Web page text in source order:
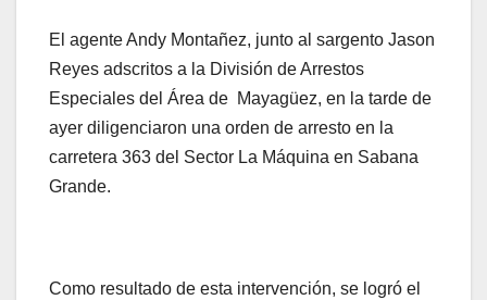
El agente Andy Montañez, junto al sargento Jason
Reyes adscritos a la División de Arrestos
Especiales del Área de Mayagüez, en la tarde de
ayer diligenciaron una orden de arresto en la
carretera 363 del Sector La Máquina en Sabana
Grande.
Como resultado de esta intervención, se logró el